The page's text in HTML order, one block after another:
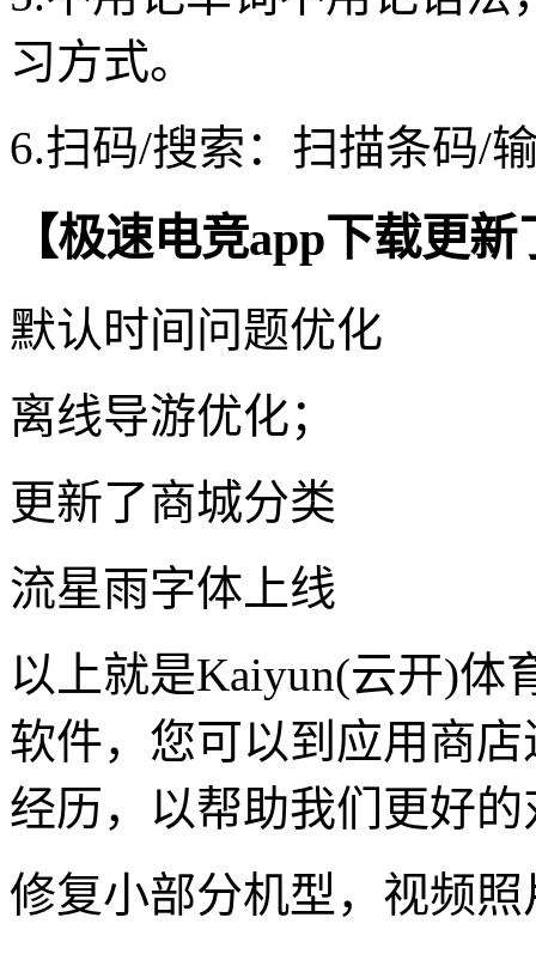
习方式。
6.扫码/搜索：扫描条码/
【极速电竞app下载更
默认时间问题优化
离线导游优化；
更新了商城分类
流星雨字体上线
以上就是Kaiyun(云开)体
软件，您可以到应用商
经历，以帮助我们更好
修复小部分机型，视频